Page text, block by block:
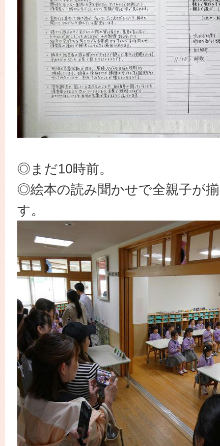
◎まだ10時前。
◎絵本の読み聞かせで全親子が
す。